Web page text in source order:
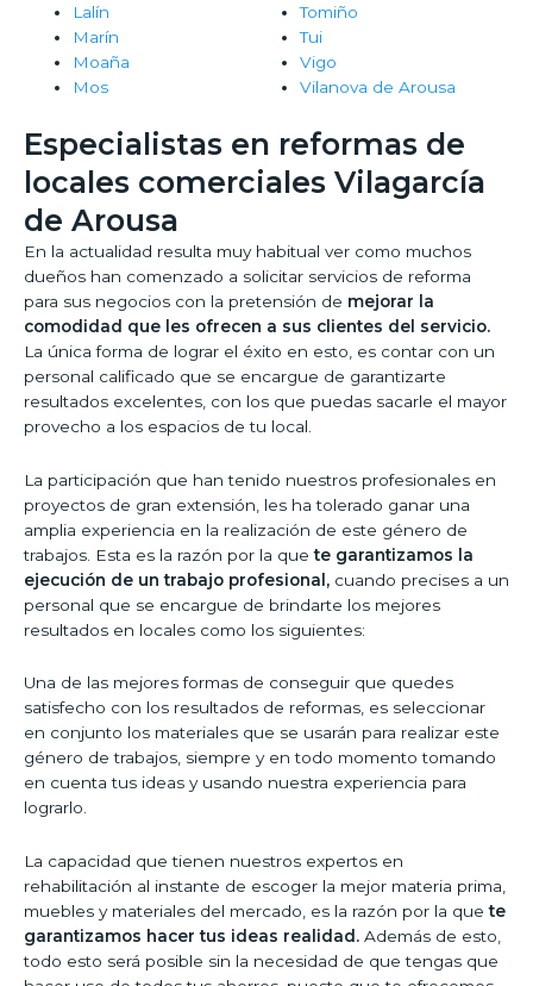
Lalín
Marín
Moaña
Mos
Tomiño
Tui
Vigo
Vilanova de Arousa
Especialistas en reformas de
locales comerciales Vilagarcía
de Arousa
En la actualidad resulta muy habitual ver como muchos
dueños han comenzado a solicitar servicios de reforma
para sus negocios con la pretensión de mejorar la
comodidad que les ofrecen a sus clientes del servicio.
La única forma de lograr el éxito en esto, es contar con un
personal calificado que se encargue de garantizarte
resultados excelentes, con los que puedas sacarle el mayor
provecho a los espacios de tu local.
La participación que han tenido nuestros profesionales en
proyectos de gran extensión, les ha tolerado ganar una
amplia experiencia en la realización de este género de
trabajos. Esta es la razón por la quete garantizamos la
ejecución de un trabajo profesional, cuando precises a un
personal que se encargue de brindarte los mejores
resultados en locales como los siguientes:
Una de las mejores formas de conseguir que quedes
satisfecho con los resultados de reformas, es seleccionar
en conjunto los materiales que se usarán para realizar este
género de trabajos, siempre y en todo momento tomando
en cuenta tus ideas y usando nuestra experiencia para
lograrlo.
La capacidad que tienen nuestros expertos en
rehabilitación al instante de escoger la mejor materia prima,
muebles y materiales del mercado, es la razón por la quete
garantizamos hacer tus ideas realidad. Además de esto,
todo esto será posible sin la necesidad de que tengas que